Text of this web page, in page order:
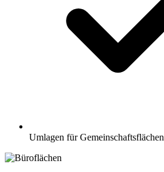
Umlagen für Gemeinschaftsflächen